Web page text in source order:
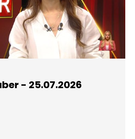
- 25.07.2026